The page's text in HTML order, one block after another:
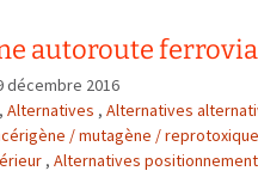
Associations partenaires
Associations adhérentes
autoroute
décembre 2016
, Alternatives , Alternatives
/ mutagène / reprotoxique
, Alternatives